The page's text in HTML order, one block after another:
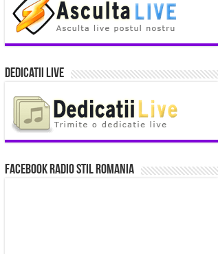
Dedicatii Live
Facebook Radio Stil Romania